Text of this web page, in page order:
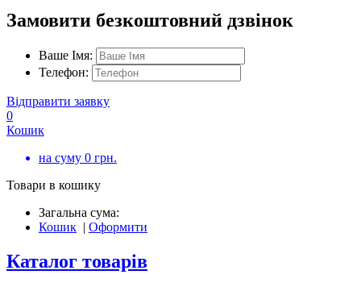
Замовити безкоштовний дзвінок
Ваше Імя:
Телефон:
Відправити заявку
0
Кошик
на суму 0 грн.
Товари в кошику
Загальна сума:
Кошик | Оформити
Каталог товарів